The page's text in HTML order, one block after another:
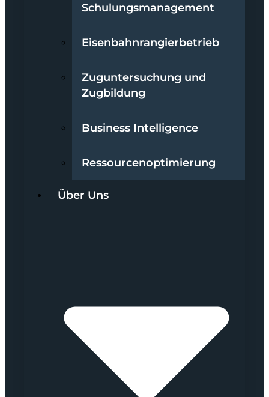
Schulungsmanagement
Eisenbahnrangierbetrieb
Zuguntersuchung und
Zugbildung
Business Intelligence
Ressourcenoptimierung
Über Uns